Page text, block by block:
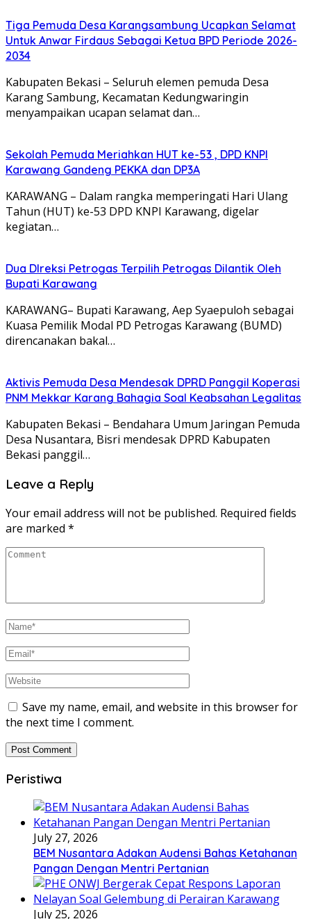
Tiga Pemuda Desa Karangsambung Ucapkan Selamat
Untuk Anwar Firdaus Sebagai Ketua BPD Periode 2026-
2034
Kabupaten Bekasi – Seluruh elemen pemuda Desa
Karang Sambung, Kecamatan Kedungwaringin
menyampaikan ucapan selamat dan…
Sekolah Pemuda Meriahkan HUT ke-53 , DPD KNPI
Karawang Gandeng PEKKA dan DP3A
KARAWANG – Dalam rangka memperingati Hari Ulang
Tahun (HUT) ke-53 DPD KNPI Karawang, digelar
kegiatan…
Dua DIreksi Petrogas Terpilih Petrogas Dilantik Oleh
Bupati Karawang
KARAWANG– Bupati Karawang, Aep Syaepuloh sebagai
Kuasa Pemilik Modal PD Petrogas Karawang (BUMD)
direncanakan bakal…
Aktivis Pemuda Desa Mendesak DPRD Panggil Koperasi
PNM Mekkar Karang Bahagia Soal Keabsahan Legalitas
Kabupaten Bekasi – Bendahara Umum Jaringan Pemuda
Desa Nusantara, Bisri mendesak DPRD Kabupaten
Bekasi panggil…
Leave a Reply
Your email address will not be published. Required fields
are marked *
Save my name, email, and website in this browser for
the next time I comment.
Peristiwa
July 27, 2026
BEM Nusantara Adakan Audensi Bahas Ketahanan
Pangan Dengan Mentri Pertanian
July 25, 2026